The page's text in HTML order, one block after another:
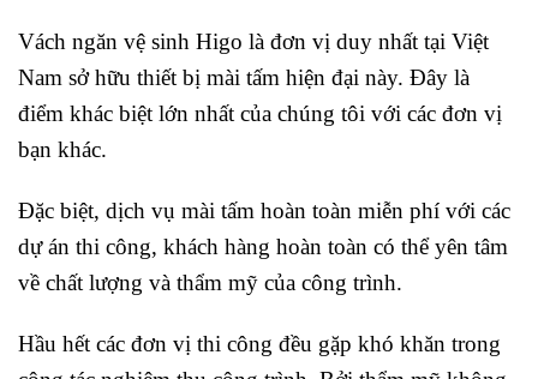
Vách ngăn vệ sinh Higo là đơn vị duy nhất tại Việt
Nam sở hữu thiết bị mài tấm hiện đại này. Đây là
điểm khác biệt lớn nhất của chúng tôi với các đơn vị
bạn khác.
Đặc biệt, dịch vụ mài tấm hoàn toàn miễn phí với các
dự án thi công, khách hàng hoàn toàn có thể yên tâm
về chất lượng và thẩm mỹ của công trình.
Hầu hết các đơn vị thi công đều gặp khó khăn trong